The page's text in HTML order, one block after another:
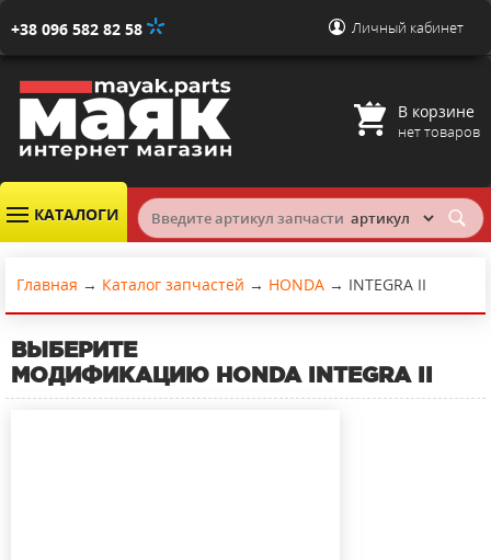
+38 096 582 82 58 Личный кабинет
В корзине
нет товаров
КАТАЛОГИ
Главная → Каталог запчастей → HONDA → INTEGRA II
ВЫБЕРИТЕ
МОДИФИКАЦИЮ HONDA INTEGRA II